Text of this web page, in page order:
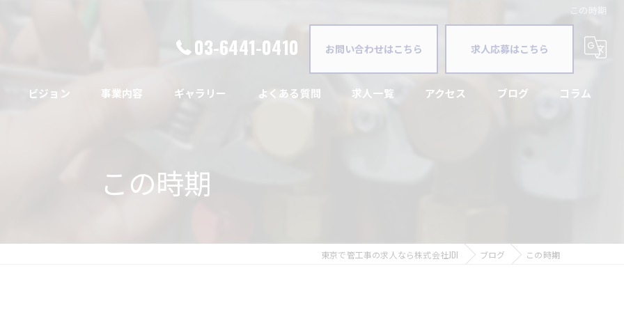
この時期
03-6441-0410 お問い合わせはこちら 求人応募はこちら
ビジョン 事業内容 ギャラリー よくある質問 求人一覧 アクセス ブログ コラム
この時期
東京で管工事の求人なら株式会社JDI ブログ この時期